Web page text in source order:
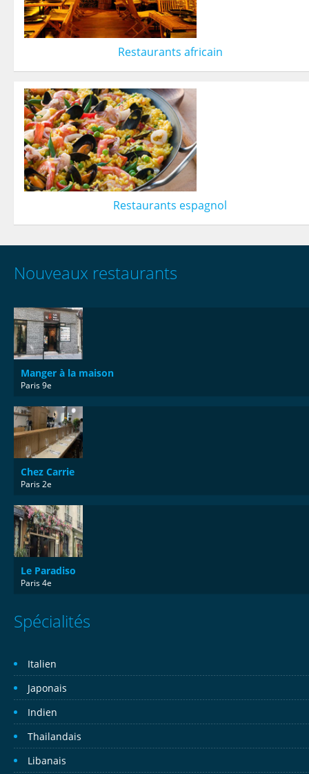
Restaurants africain
Restaurants espagnol
Nouveaux restaurants
Manger à la maison
Paris 9e
Chez Carrie
Paris 2e
Le Paradiso
Paris 4e
Spécialités
Italien
Japonais
Indien
Thailandais
Libanais